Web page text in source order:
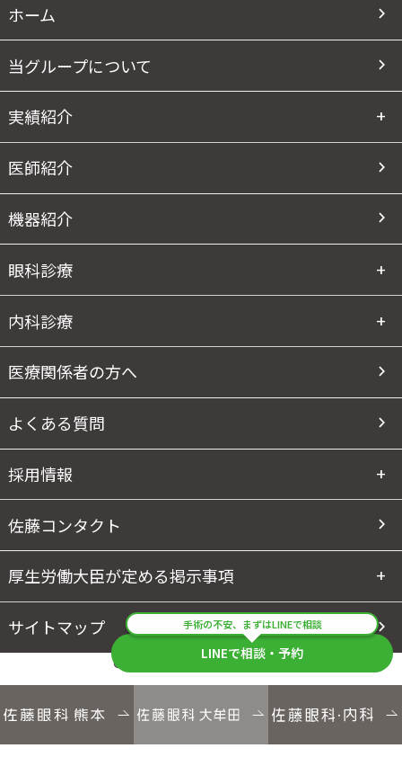
ホーム
当グループについて
実績紹介
医師紹介
機器紹介
眼科診療
内科診療
医療関係者の方へ
よくある質問
採用情報
佐藤コンタクト
厚生労働大臣が定める掲示事項
サイトマップ
© 2011 Sato Eye Clinic Group.
手術の不安、まずはLINEで相談
LINEで相談・予約